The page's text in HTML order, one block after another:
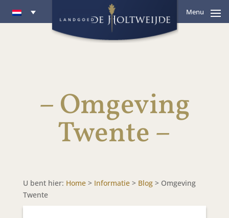
Menu
– Omgeving
Twente –
U bent hier: Home> Informatie> Blog> Omgeving
Twente